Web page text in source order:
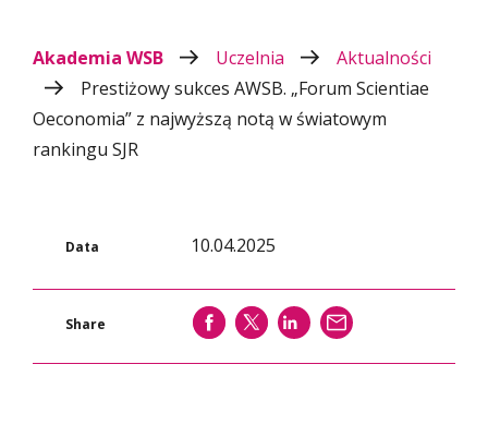
Akademia WSB Uczelnia
Aktualności
Prestiżowy sukces AWSB. „Forum Scientiae
Oeconomia” z najwyższą notą w światowym
rankingu SJR
Data 10.04.2025
Share SHARE SHARE SHARE